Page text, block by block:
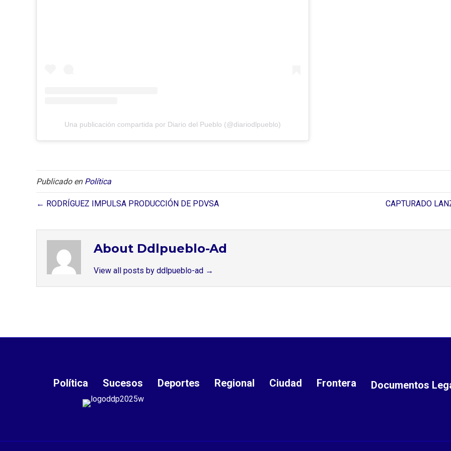
Una publicación compartida por Diario del Pueblo (@diariodlpueblo)
Publicado en Política
← RODRÍGUEZ IMPULSA PRODUCCIÓN DE PDVSA CAPTURADO
About Ddlpueblo-Ad
View all posts by ddlpueblo-ad →
Política Sucesos Deportes Regional Ciudad Frontera Documentos